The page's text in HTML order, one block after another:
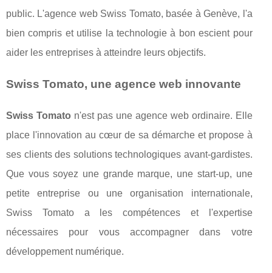
public. L'agence web Swiss Tomato, basée à Genève, l'a
bien compris et utilise la technologie à bon escient pour
aider les entreprises à atteindre leurs objectifs.
Swiss Tomato, une agence web innovante
Swiss Tomato n'est pas une agence web ordinaire. Elle
place l'innovation au cœur de sa démarche et propose à
ses clients des solutions technologiques avant-gardistes.
Que vous soyez une grande marque, une start-up, une
petite entreprise ou une organisation internationale,
Swiss Tomato a les compétences et l'expertise
nécessaires pour vous accompagner dans votre
développement numérique.